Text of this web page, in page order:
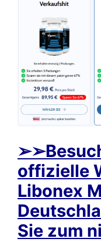
➢
offizielle
Libonex
Sie zum